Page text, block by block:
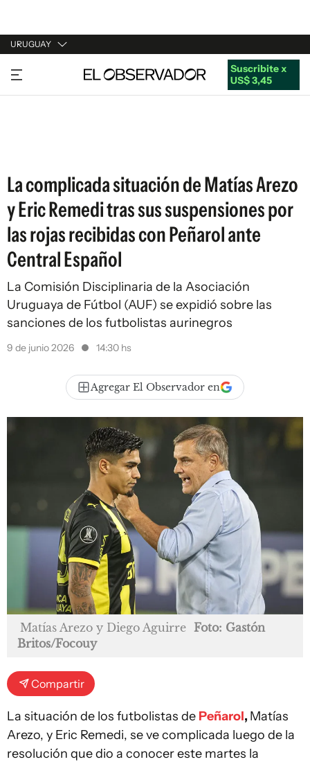
URUGUAY
URUGUAY
ARGENTINA
Suscribite x
US$ 3,45
La complicada situación de Matías Arezo
y Eric Remedi tras sus suspensiones por
las rojas recibidas con Peñarol ante
Central Español
La Comisión Disciplinaria de la Asociación
Uruguaya de Fútbol (AUF) se expidió sobre las
sanciones de los futbolistas aurinegros
9 de junio 2026 14:30 hs
Agregar El Observador en
Matías Arezo y Diego Aguirre Foto: Gastón
Britos/Focouy
Compartir
La situación de los futbolistas de Peñarol, Matías
Arezo, y Eric Remedi, se ve complicada luego de la
resolución que dio a conocer este martes la